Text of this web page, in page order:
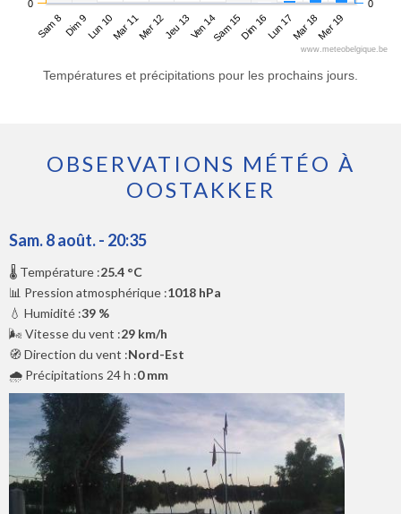
Sam 8Dim 9Lun 10Mar 11Mer 12Jeu 13Ven 14Sam 15Dim 16Lun 17Mar 18Mer 19
0 0
www.meteobelgique.be
Températures et précipitations pour les prochains jours.
OBSERVATIONS MÉTÉO À
OOSTAKKER
Sam. 8 août. - 20:35
🌡️ Température :25.4 °C
📊 Pression atmosphérique :1018 hPa
💧 Humidité :39 %
🌬️ Vitesse du vent :29 km/h
🧭 Direction du vent :Nord-Est
🌧️ Précipitations 24 h :0 mm